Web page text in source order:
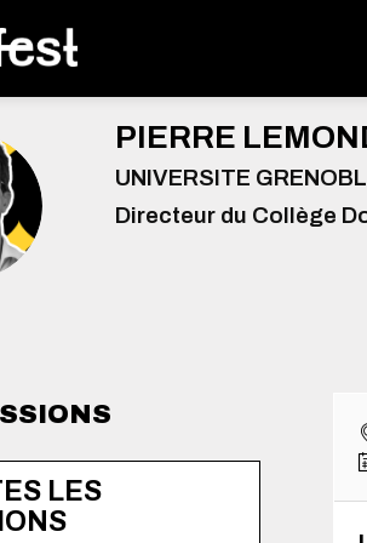
PIERRE
UNIVERSITE
Directeur du Collège
LES